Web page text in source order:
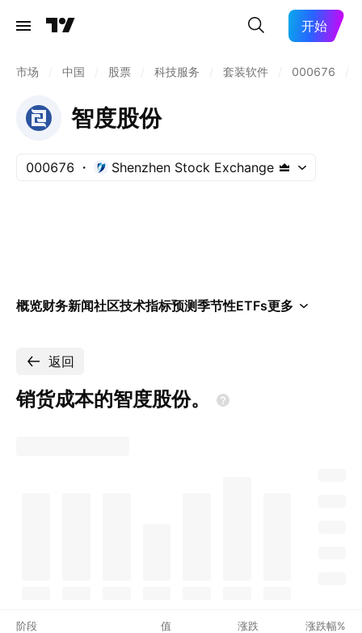
开始
市场 中国 股票 科技服务 套装软件 000676
智度股份
000676 Shenzhen Stock Exchange
概览财务新闻社区技术指标预测季节性ETFs更多
返回
销货成本的智度股份。
阶段 值 涨跌 涨跌幅%